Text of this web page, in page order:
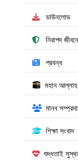
ডাউনলোড
নিরাপদ
প্রবন্ধ
মহান আল্লাহ
মানব
শিক্ষা সংবাদ
শুদ্ধতাই